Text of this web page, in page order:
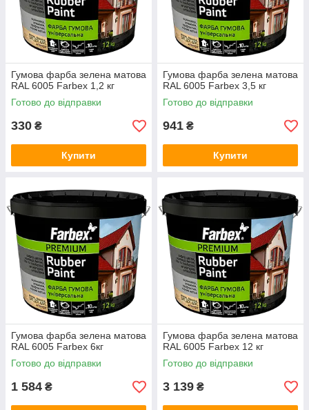
Гумова фарба зелена матова
RAL 6005 Farbex 1,2 кг
Готово до відправки
330 ₴
Купити
Гумова фарба зелена матова
RAL 6005 Farbex 3,5 кг
Готово до відправки
941 ₴
Купити
Гумова фарба зелена матова
RAL 6005 Farbex 6кг
Готово до відправки
1 584 ₴
Гумова фарба зелена матова
RAL 6005 Farbex 12 кг
Готово до відправки
3 139 ₴